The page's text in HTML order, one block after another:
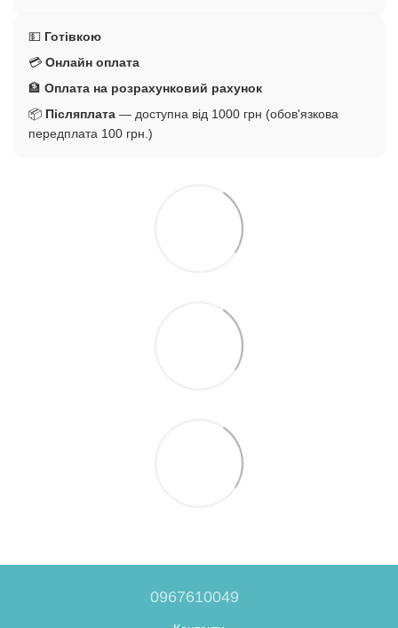
💵 Готівкою
💳 Онлайн оплата
🏦 Оплата на розрахунковий рахунок
📦 Післяплата — доступна від 1000 грн (обов'язкова
передплата 100 грн.)
0967610049